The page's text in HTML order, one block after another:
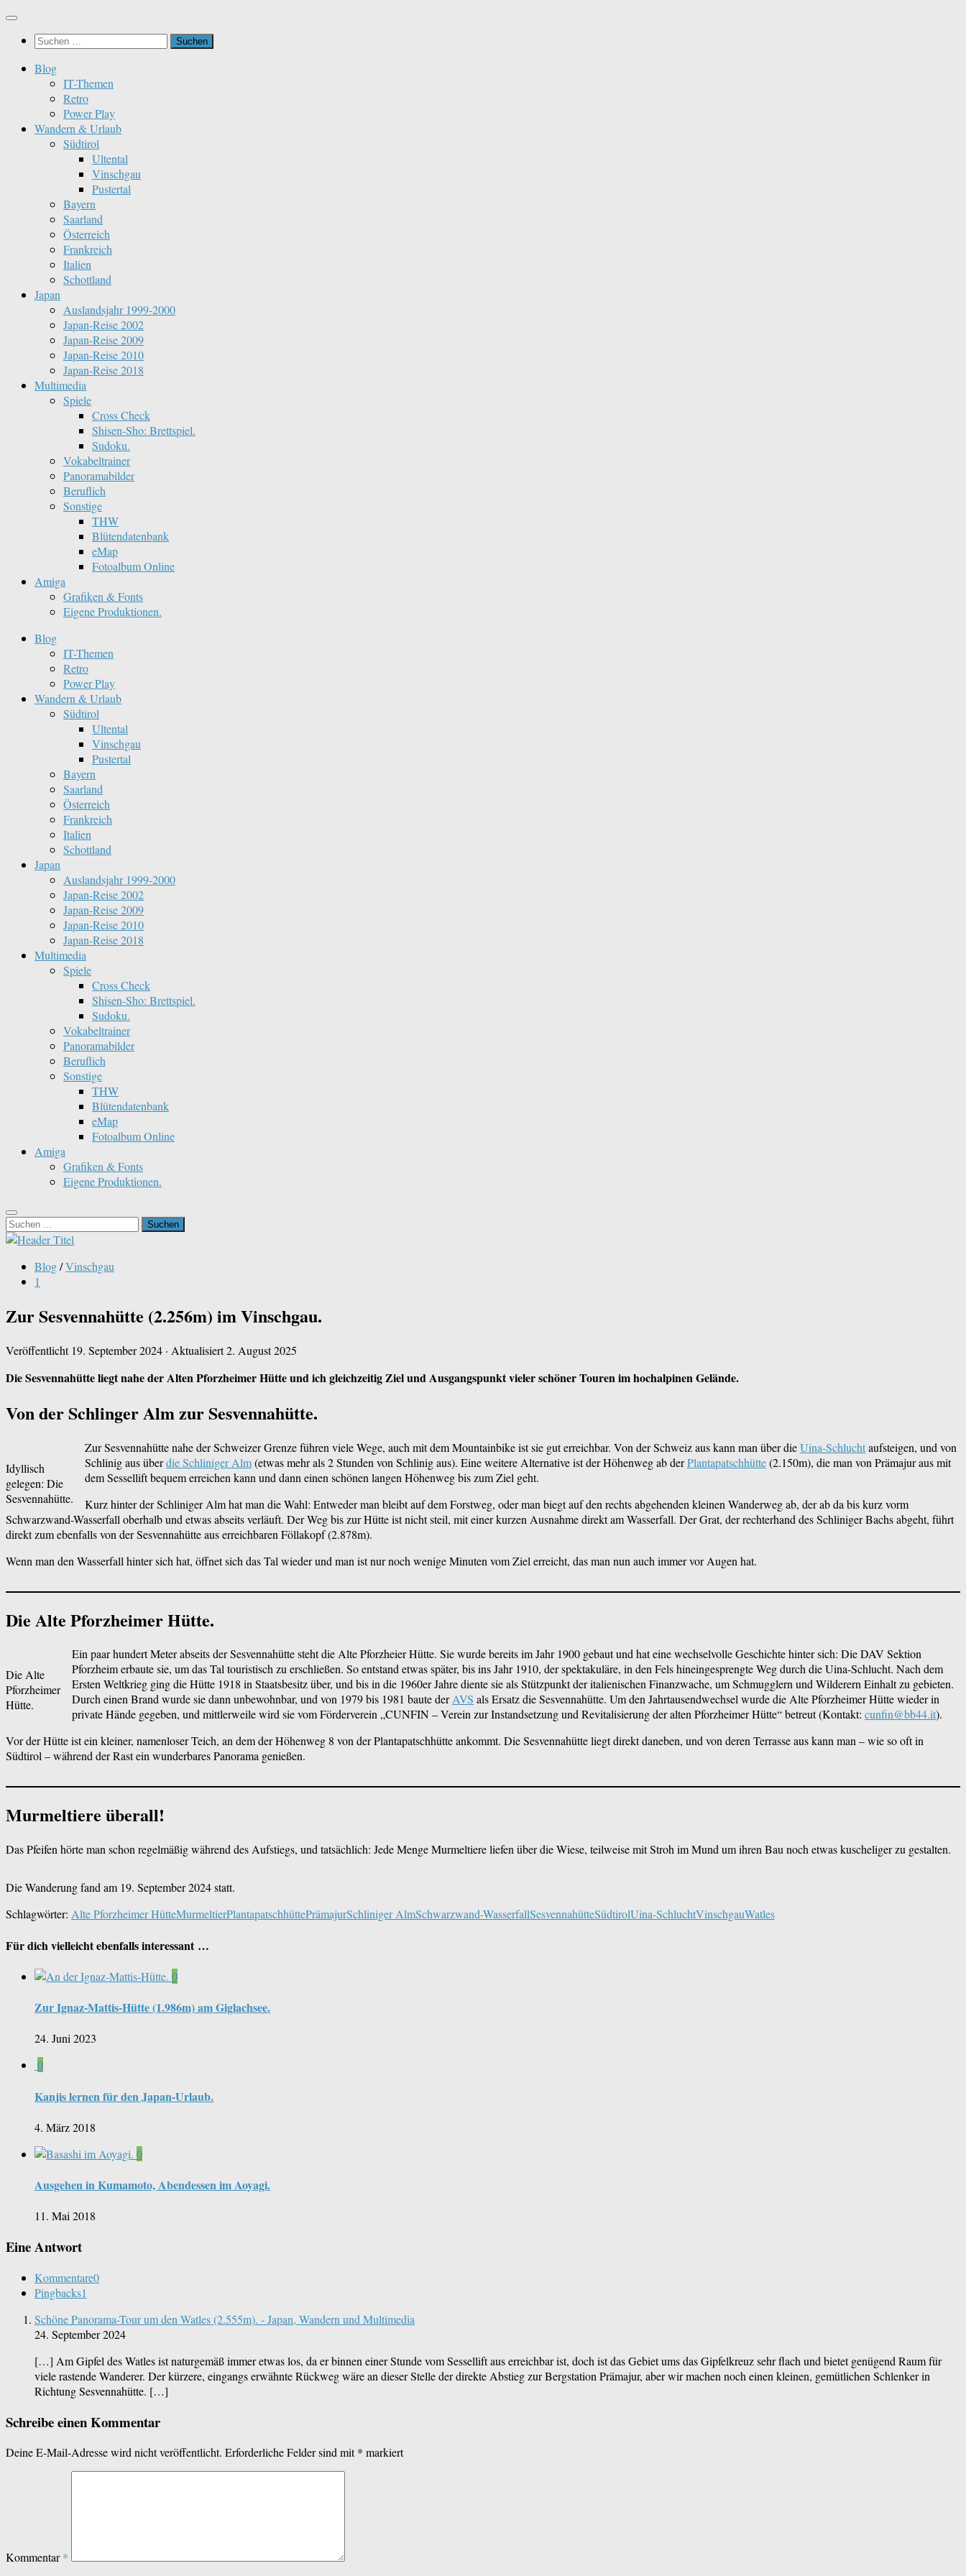
Zum
springenSuchen
Blog
IT-Themen
Retro
Power Play
Wandern & Urlaub
Südtirol
Ultental
Vinschgau
Pustertal
Bayern
Saarland
Österreich
Frankreich
Italien
Schottland
Japan
Auslandsjahr 1999-2000
Japan-Reise 2002
Japan-Reise 2009
Japan-Reise 2010
Japan-Reise 2018
Multimedia
Spiele
Cross Check
Shisen-Sho: Brettspiel.
Sudoku.
Vokabeltrainer
Panoramabilder
Beruflich
Sonstige
THW
Blütendatenbank
eMap
Fotoalbum Online
Amiga
Grafiken & Fonts
Eigene Produktionen.
Blog
IT-Themen
Retro
Power Play
Wandern & Urlaub
Südtirol
Ultental
Vinschgau
Pustertal
Bayern
Saarland
Österreich
Frankreich
Italien
Schottland
Japan
Auslandsjahr 1999-2000
Japan-Reise 2002
Japan-Reise 2009
Japan-Reise 2010
Japan-Reise 2018
Multimedia
Spiele
Cross Check
Shisen-Sho: Brettspiel.
Sudoku.
Vokabeltrainer
Panoramabilder
Beruflich
Sonstige
THW
Blütendatenbank
eMap
Fotoalbum Online
Amiga
Grafiken & Fonts
Eigene Produktionen.
Suchen
nach:
Blog/Vinschgau
1
Zur Sesvennahütte (2.256m) im Vinschgau.
Veröffentlicht 19. September 2024 · Aktualisiert2. August 2025
Die Sesvennahütte liegt nahe der Alten Pforzheimer Hütte und ich gleichzeitig Ziel und Ausgangspunkt vieler schöner Touren im hochalpinen Gelände.
Von der Schlinger Alm zur Sesvennahütte.
Idyllisch
gelegen: Die
Sesvennahütte.
Zur Sesvennahütte nahe der Schweizer Grenze führen viele Wege, auch mit dem Mountainbike ist sie gut erreichbar. Von der Schweiz aus kann man über dieUina-Schluchtaufsteigen, und von
Schlinig aus überdie Schliniger Alm(etwas mehr als 2 Stunden von Schlinig aus). Eine weitere Alternative ist der Höhenweg ab derPlantapatschhütte(2.150m), die man von Prämajur aus mit
dem Sessellift bequem erreichen kann und dann einen schönen langen Höhenweg bis zum Ziel geht.
Kurz hinter der Schliniger Alm hat man die Wahl: Entweder man bleibt auf dem Forstweg, oder man biegt auf den rechts abgehenden kleinen Wanderweg ab, der ab da bis kurz vorm
Schwarzwand-Wasserfall oberhalb und etwas abseits verläuft. Der Weg bis zur Hütte ist nicht steil, mit einer kurzen Ausnahme direkt am Wasserfall. Der Grat, der rechterhand des Schliniger Bachs abgeht, führt
direkt zum ebenfalls von der Sesvennahütte aus erreichbaren Föllakopf (2.878m).
Wenn man den Wasserfall hinter sich hat, öffnet sich das Tal wieder und man ist nur noch wenige Minuten vom Ziel erreicht, das man nun auch immer vor Augen hat.
Die Alte Pforzheimer Hütte.
Die Alte
Pforzheimer
Hütte.
Ein paar hundert Meter abseits der Sesvennahütte steht die Alte Pforzheier Hütte. Sie wurde bereits im Jahr 1900 gebaut und hat eine wechselvolle Geschichte hinter sich: Die DAV Sektion
Pforzheim erbaute sie, um das Tal touristisch zu erschließen. So entstand etwas später, bis ins Jahr 1910, der spektakuläre, in den Fels hineingesprengte Weg durch die Uina-Schlucht. Nach dem
Ersten Weltkrieg ging die Hütte 1918 in Staatsbesitz über, und bis in die 1960er Jahre diente sie als Stützpunkt der italienischen Finanzwache, um Schmugglern und Wilderern Einhalt zu gebieten.
Durch einen Brand wurde sie dann unbewohnbar, und von 1979 bis 1981 baute derAVS als Ersatz die Sesvennahütte. Um den Jahrtausendwechsel wurde die Alte Pforzheimer Hütte wieder in
private Hände gegeben, und mittlerweile wird sie vom Förderverein „CUNFIN – Verein zur Instandsetzung und Revitalisierung der alten Pforzheimer Hütte“ betreut (Kontakt: cunfin@bb44.it).
Vor der Hütte ist ein kleiner, namenloser Teich, an dem der Höhenweg 8 von der Plantapatschhütte ankommt. Die Sesvennahütte liegt direkt daneben, und von deren Terrasse aus kann man – wie so oft in
Südtirol – während der Rast ein wunderbares Panorama genießen.
Murmeltiere überall!
Das Pfeifen hörte man schon regelmäßig während des Aufstiegs, und tatsächlich: Jede Menge Murmeltiere liefen über die Wiese, teilweise mit Stroh im Mund um ihren Bau noch etwas kuscheliger zu gestalten.
Die Wanderung fand am 19. September 2024 statt.
Schlagwörter: Alte Pforzheimer HütteMurmeltierPlantapatschhüttePrämajurSchliniger AlmSchwarzwand-WasserfallSesvennahütteSüdtirolUina-SchluchtVinschgauWatles
Für dich vielleicht ebenfalls interessant …
0
Zur Ignaz-Mattis-Hütte (1.986m) am Giglachsee.
24. Juni 2023
0
Kanjis lernen für den Japan-Urlaub.
4. März 2018
0
Ausgehen in Kumamoto, Abendessen im Aoyagi.
11. Mai 2018
Eine Antwort
Kommentare0
Pingbacks1
Schöne Panorama-Tour um den Watles (2.555m). - Japan, Wandern und Multimedia
24. September 2024
[…] Am Gipfel des Watles ist naturgemäß immer etwas los, da er binnen einer Stunde vom Sessellift aus erreichbar ist, doch ist das Gebiet ums das Gipfelkreuz sehr flach und bietet genügend Raum für
viele rastende Wanderer. Der kürzere, eingangs erwähnte Rückweg wäre an dieser Stelle der direkte Abstieg zur Bergstation Prämajur, aber wir machen noch einen kleinen, gemütlichen Schlenker in
Richtung Sesvennahütte. […]
Schreibe einen Kommentar
Deine E-Mail-Adresse wird nicht veröffentlicht. Erforderliche Felder sind mit* markiert
Kommentar*